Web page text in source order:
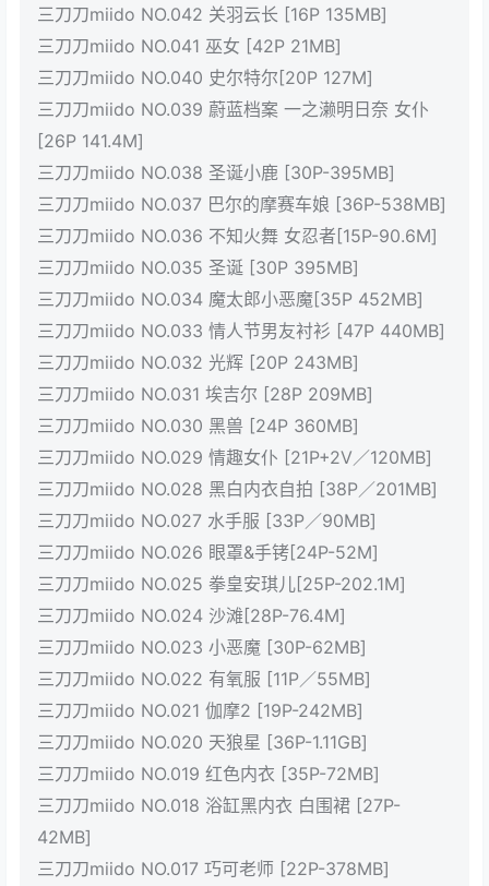
三刀刀miido NO.042 关羽云长 [16P 135MB]
三刀刀miido NO.041 巫女 [42P 21MB]
三刀刀miido NO.040 史尔特尔[20P 127M]
三刀刀miido NO.039 蔚蓝档案 一之濑明日奈 女仆
[26P 141.4M]
三刀刀miido NO.038 圣诞小鹿 [30P-395MB]
三刀刀miido NO.037 巴尔的摩赛车娘 [36P-538MB]
三刀刀miido NO.036 不知火舞 女忍者[15P-90.6M]
三刀刀miido NO.035 圣诞 [30P 395MB]
三刀刀miido NO.034 魔太郎小恶魔[35P 452MB]
三刀刀miido NO.033 情人节男友衬衫 [47P 440MB]
三刀刀miido NO.032 光辉 [20P 243MB]
三刀刀miido NO.031 埃吉尔 [28P 209MB]
三刀刀miido NO.030 黑兽 [24P 360MB]
三刀刀miido NO.029 情趣女仆 [21P+2V／120MB]
三刀刀miido NO.028 黑白内衣自拍 [38P／201MB]
三刀刀miido NO.027 水手服 [33P／90MB]
三刀刀miido NO.026 眼罩&手铐[24P-52M]
三刀刀miido NO.025 拳皇安琪儿[25P-202.1M]
三刀刀miido NO.024 沙滩[28P-76.4M]
三刀刀miido NO.023 小恶魔 [30P-62MB]
三刀刀miido NO.022 有氧服 [11P／55MB]
三刀刀miido NO.021 伽摩2 [19P-242MB]
三刀刀miido NO.020 天狼星 [36P-1.11GB]
三刀刀miido NO.019 红色内衣 [35P-72MB]
三刀刀miido NO.018 浴缸黑内衣 白围裙 [27P-
42MB]
三刀刀miido NO.017 巧可老师 [22P-378MB]